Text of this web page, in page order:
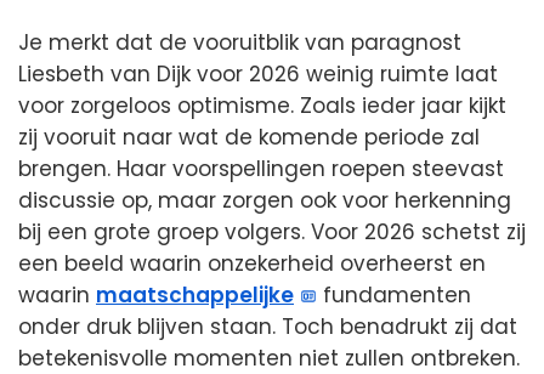
Je merkt dat de vooruitblik van paragnost
Liesbeth van Dijk voor 2026 weinig ruimte laat
voor zorgeloos optimisme. Zoals ieder jaar kijkt
zij vooruit naar wat de komende periode zal
brengen. Haar voorspellingen roepen steevast
discussie op, maar zorgen ook voor herkenning
bij een grote groep volgers. Voor 2026 schetst zij
een beeld waarin onzekerheid overheerst en
waarin maatschappelijke
fundamenten
onder druk blijven staan. Toch benadrukt zij dat
betekenisvolle momenten niet zullen ontbreken.